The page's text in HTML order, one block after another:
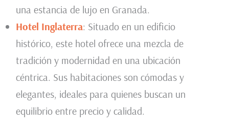
una estancia de lujo en Granada.
Hotel Inglaterra: Situado en un edificio
histórico, este hotel ofrece una mezcla de
tradición y modernidad en una ubicación
céntrica. Sus habitaciones son cómodas y
elegantes, ideales para quienes buscan un
equilibrio entre precio y calidad.